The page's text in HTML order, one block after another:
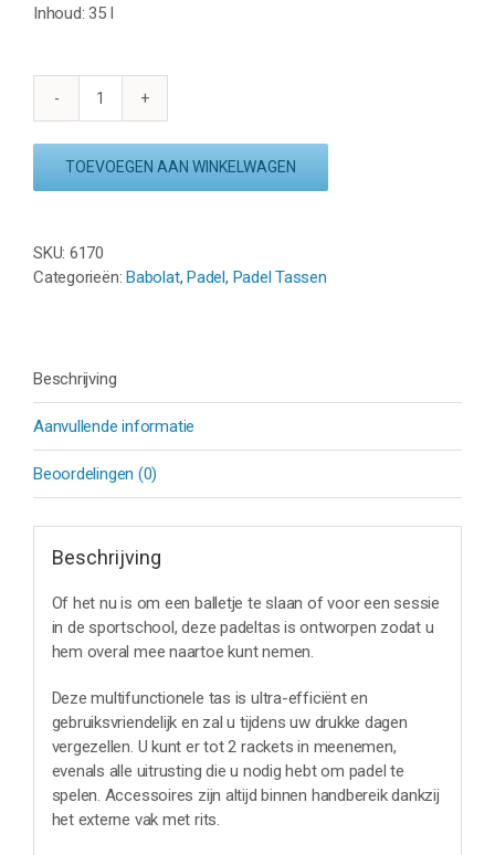
Inhoud: 35 l
BABOLAT
S
MINT
/
TOEVOEGEN AAN WINKELWAGEN
SKU: 6170
Categorieën:Babolat,Padel, Padel Tassen
Beschrijving
Aanvullende informatie
Beoordelingen (0)
Beschrijving
Of het nu is om een balletje te slaan of voor een sessie
in de sportschool, deze padeltas is ontworpen zodat u
hem overal mee naartoe kunt nemen.
Deze multifunctionele tas is ultra-efficiënt en
gebruiksvriendelijk en zal u tijdens uw drukke dagen
vergezellen. U kunt er tot 2 rackets in meenemen,
evenals alle uitrusting die u nodig hebt om padel te
spelen. Accessoires zijn altijd binnen handbereik dankzij
het externe vak met rits.